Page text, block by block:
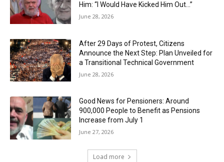
Him: “I Would Have Kicked Him Out…”
June 28, 2026
After 29 Days of Protest, Citizens
Announce the Next Step: Plan Unveiled for
a Transitional Technical Government
June 28, 2026
Good News for Pensioners: Around
900,000 People to Benefit as Pensions
Increase from July 1
June 27, 2026
Load more